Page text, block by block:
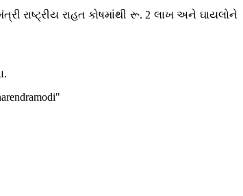
રાષ્ટ્રીય રાહત કોષમાંથી રૂ. 2 લાખ અને ઘાયલોને